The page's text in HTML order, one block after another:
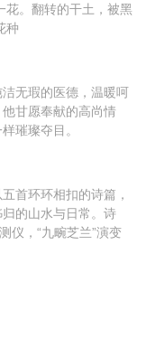
花。翻转的干土，被黑
种
无瑕的医德，温暖呵
甘愿奉献的高尚情
璀璨夺目。
首环环相扣的诗篇，
的山水与日常。诗
仪，“九畹芝兰”演变